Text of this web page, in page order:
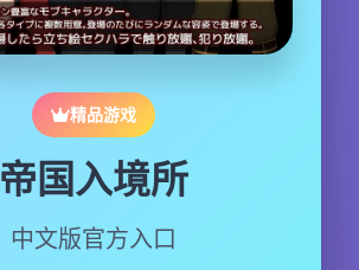
精品游戏
帝国入境所
中文版官方入口